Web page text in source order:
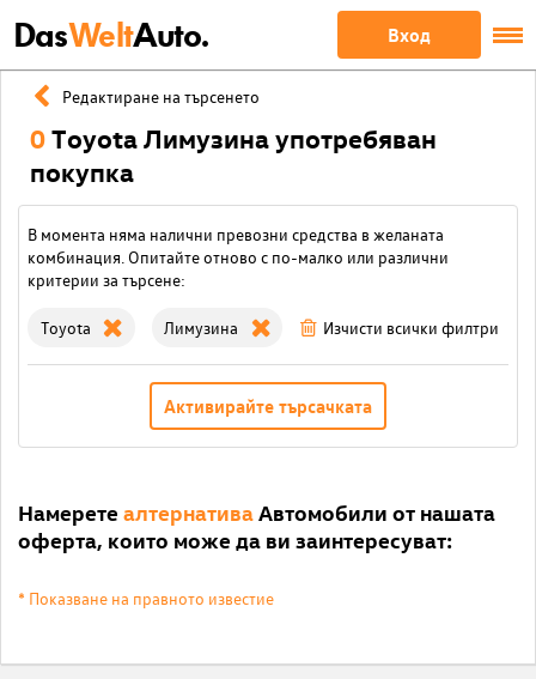
DasWeltAuto. Вход
Редактиране на търсенето
0Toyota Лимузина употребяван
покупка
В момента няма налични превозни средства в желаната
комбинация. Опитайте отново с по-малко или различни
критерии за търсене:
Toyota Лимузина Изчисти всички филтри
Активирайте търсачката
Намерете алтернативаАвтомобили от нашата
оферта, които може да ви заинтересуват:
* Показване на правното известие